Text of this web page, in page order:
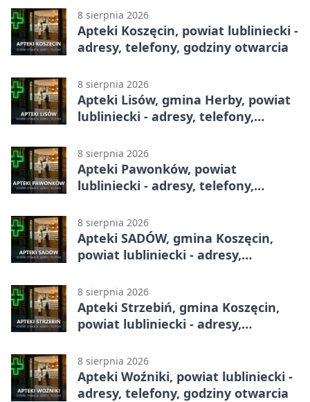
8 sierpnia 2026
Apteki Koszęcin, powiat lubliniecki -
adresy, telefony, godziny otwarcia
8 sierpnia 2026
Apteki Lisów, gmina Herby, powiat
lubliniecki - adresy, telefony,
8 sierpnia 2026
Apteki Pawonków, powiat
lubliniecki - adresy, telefony,
8 sierpnia 2026
Apteki SADÓW, gmina Koszęcin,
powiat lubliniecki - adresy,
8 sierpnia 2026
Apteki Strzebiń, gmina Koszęcin,
powiat lubliniecki - adresy,
8 sierpnia 2026
Apteki Woźniki, powiat lubliniecki -
adresy, telefony, godziny otwarcia